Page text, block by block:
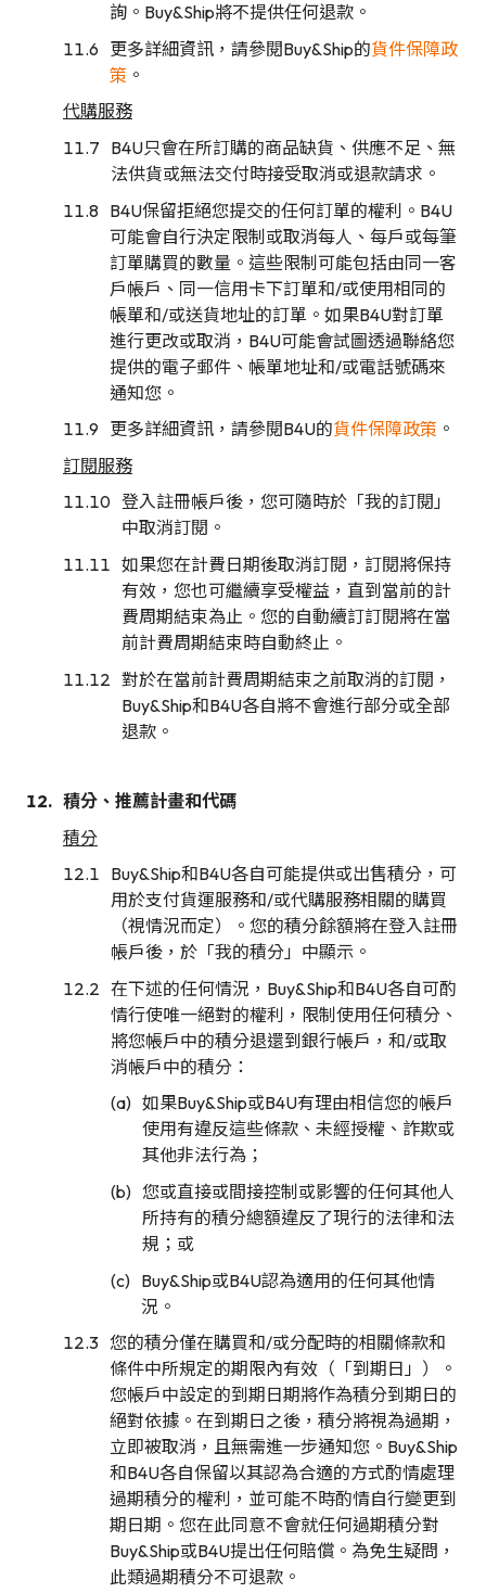
詢。Buy&Ship將不提供任何退款。
更多詳細資訊，請參閱Buy&Ship的貨件保障政
策 ​​。
代購服務
B4U只會在所訂購的商品缺貨、供應不足、無
法供貨或無法交付時接受取消或退款請求。
B4U保留拒絕您提交的任何訂單的權利。B4U
可能會自行決定限制或取消每人、每戶或每筆
訂單購買的數量。這些限制可能包括由同一客
戶帳戶、同一信用卡下訂單和/或使用相同的
帳單和/或送貨地址的訂單。如果B4U對訂單
進行更改或取消，B4U可能會試圖透過聯絡您
提供的電子郵件、帳單地址和/或電話號碼來
通知您。
更多詳細資訊，請參閱B4U的貨件保障政策 ​​。
訂閱服務
登入註冊帳戶後，您可隨時於「我的訂閱」
中取消訂閱。
如果您在計費日期後取消訂閱，訂閱將保持
有效，您也可繼續享受權益，直到當前的計
費周期結束為止。您的自動續訂訂閱將在當
前計費周期結束時自動終止。
對於在當前計費周期結束之前取消的訂閱，
Buy&Ship和B4U各自將不會進行部分或全部
退款。
積分、推薦計畫和代碼
積分
Buy&Ship和B4U各自可能提供或出售積分，可
用於支付貨運服務和/或代購服務相關的購買
（視情況而定）。您的積分餘額將在登入註冊
帳戶後，於「我的積分」中顯示。
在下述的任何情況，Buy&Ship和B4U各自可酌
情行使唯一絕對的權利，限制使用任何積分、
將您帳戶中的積分退還到銀行帳戶，和/或取
消帳戶中的積分：
如果Buy&Ship或B4U有理由相信您的帳戶
使用有違反這些條款、未經授權、詐欺或
其他非法行為；
您或直接或間接控制或影響的任何其他人
所持有的積分總額違反了現行的法律和法
規；或
Buy&Ship或B4U認為適用的任何其他情
況。
您的積分僅在購買和/或分配時的相關條款和
條件中所規定的期限內有效（「到期日」）。
您帳戶中設定的到期日期將作為積分到期日的
絕對依據。在到期日之後，積分將視為過期，
立即被取消，且無需進一步通知您。Buy&Ship
和B4U各自保留以其認為合適的方式酌情處理
過期積分的權利，並可能不時酌情自行變更到
期日期。您在此同意不會就任何過期積分對
Buy&Ship或B4U提出任何賠償。為免生疑問，
此類過期積分不可退款。